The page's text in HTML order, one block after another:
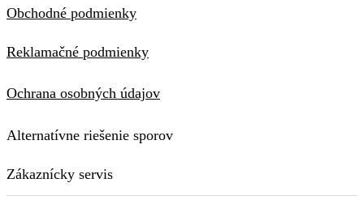
Obchodné podmienky
Reklamačné podmienky
Ochrana osobných údajov
Alternatívne riešenie sporov
Zákaznícky servis